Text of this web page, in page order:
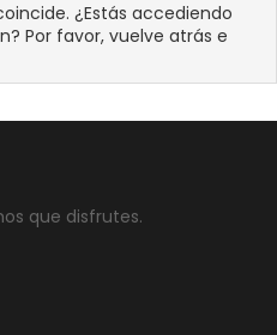
¿Estás accediendo
Por favor, vuelve atrás e
que disfrutes.